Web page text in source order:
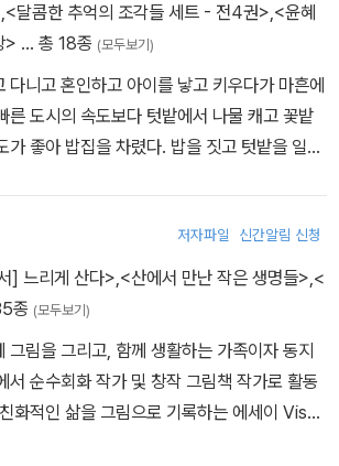
,<달콤한 추억의 조각들 세트 - 전4권>,<윤혜
> … 총 18종 (모두보기)
다니고 혼인하고 아이를 낳고 키우다가 마흔에
가 좋아 밥집을 차렸다. 밥을 짓고 텃밭을 일구
마. 아픈 마음을 위로해 주는 마음씨 좋은 아줌
재밌는 시골 밥집 아줌마로 살고 있다. 어릴
였는데 시골밥집에서 요리책과 수필. 그림책을
드는 나물요리』, 『사계절 갈라 메뉴 303』, 『우
?』, 『EBS 최고의 요리비결 4: 밑반찬』, 『EB
, 찌개 & 찜』, 『자연을 올린 제철밥상』, 『최
저자파일 신간알림 신청
] 느리게 산다>,<산에서 만난 작은 생명들>,<
종 (모두보기)
그림을 그리고, 함께 생활하는 가족이자 동지
서 순수회화 작가 및 창작 그림책 작가로 활동
화적인 삶을 그림으로 기록하는 에세이 Visua